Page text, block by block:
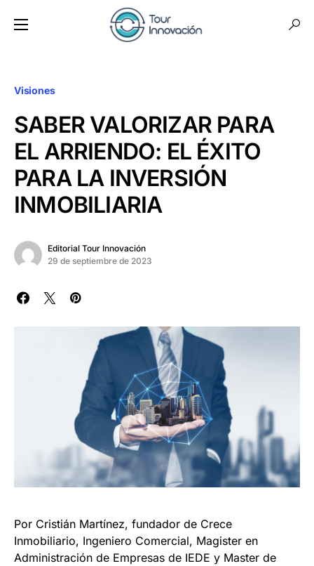
Visiones
SABER VALORIZAR PARA
EL ARRIENDO: EL ÉXITO
PARA LA INVERSIÓN
INMOBILIARIA
Editorial Tour Innovación
29 de septiembre de 2023
Por Cristián Martínez, fundador de Crece
Inmobiliario, Ingeniero Comercial, Magister en
Administración de Empresas de IEDE y Master de